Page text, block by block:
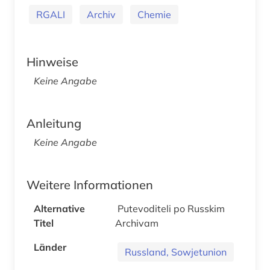
RGALI Archiv Chemie
Hinweise
Keine Angabe
Anleitung
Keine Angabe
Weitere Informationen
Alternative
Titel
Putevoditeli po Russkim
Archivam
Länder
Russland, Sowjetunion